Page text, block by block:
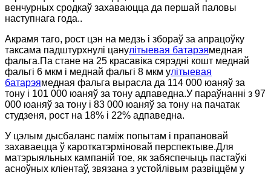
венчурных сродкаў захаваюцца да першай паловы
наступнага года..
Акрамя таго, рост цэн на медзь і збораў за апрацоўку
таксама падштурхнулі цанулітыевая батарэямедная
фальга.Па стане на 25 красавіка сярэдні кошт меднай
фальгі 6 мкм і меднай фальгі 8 мкм улітыевая
батарэямедная фальга вырасла да 114 000 юаняў за
тону і 101 000 юаняў за тону адпаведна.У параўнанні з 97
000 юаняў за тону і 83 000 юаняў за тону на пачатак
студзеня, рост на 18% і 22% адпаведна.
У цэлым дысбаланс паміж попытам і прапановай
захаваецца ў кароткатэрміновай перспектыве.Для
матэрыяльных кампаній тое, як забяспечыць пастаўкі
асноўных кліентаў, звязана з устойлівым развіццём у